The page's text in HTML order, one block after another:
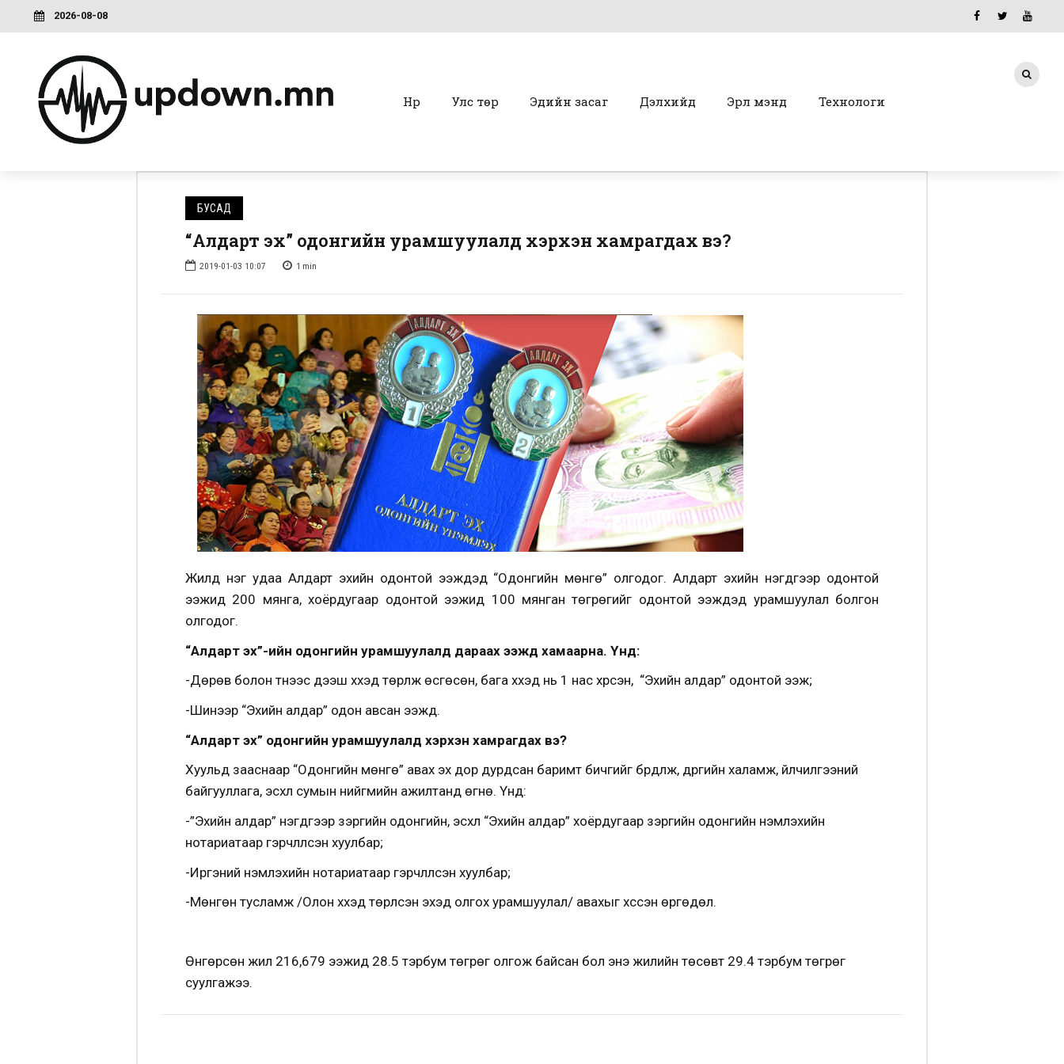
2026-08-08
Нүүр Улс төр Эдийн засаг Дэлхийд Эрүүл мэнд Технологи
БУСАД
“Алдарт эх” одонгийн урамшуулалд хэрхэн хамрагдах вэ?
2019-01-03 10:07 1 min
Жилд нэг удаа Алдарт эхийн одонтой ээжүүдэд “Одонгийн мөнгө” олгодог. Алдарт эхийн нэгдүгээр одонтой
ээжид 200 мянга, хоёрдугаар одонтой ээжид 100 мянган төгрөгийг одонтой ээжүүдэд урамшуулал болгон
олгодог.
“Алдарт эх”-ийн одонгийн урамшуулалд дараах ээжүүд хамаарна. Үүнд:
-Дөрөв болон түүнээс дээш хүүхэд төрүүлж өсгөсөн, бага хүүхэд нь 1 нас хүрсэн, “Эхийн алдар” одонтой ээж;
-Шинээр “Эхийн алдар” одон авсан ээжүүд.
“Алдарт эх” одонгийн урамшуулалд хэрхэн хамрагдах вэ?
Хуульд зааснаар “Одонгийн мөнгө” авах эх дор дурдсан баримт бичгийг бүрдүүлж, дүүргийн халамж, үйлчилгээний
байгууллага, эсхүл сумын нийгмийн ажилтанд өгнө. Үүнд:
-”Эхийн алдар” нэгдүгээр зэргийн одонгийн, эсхүл “Эхийн алдар” хоёрдугаар зэргийн одонгийн үнэмлэхийн
нотариатаар гэрчлүүлсэн хуулбар;
-Иргэний үнэмлэхийн нотариатаар гэрчлүүлсэн хуулбар;
-Мөнгөн тусламж /Олон хүүхэд төрүүлсэн эхэд олгох урамшуулал/ авахыг хүссэн өргөдөл.
Өнгөрсөн жил 216,679 ээжид 28.5 тэрбум төгрөг олгож байсан бол энэ жилийн төсөвт 29.4 тэрбум төгрөг
суулгажээ.